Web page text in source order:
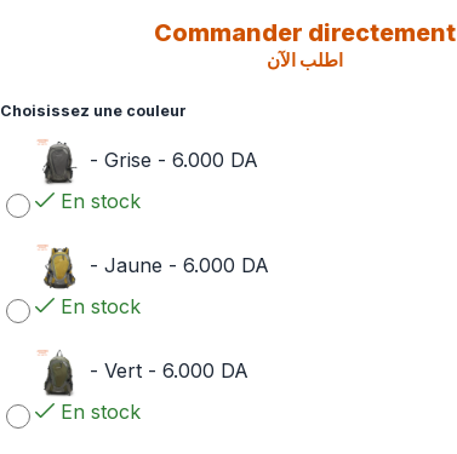
Commander directement
اطلب الآن
Choisissez une couleur
- Grise - 6.000 DA
En stock
- Jaune - 6.000 DA
En stock
- Vert- 6.000 DA
En stock